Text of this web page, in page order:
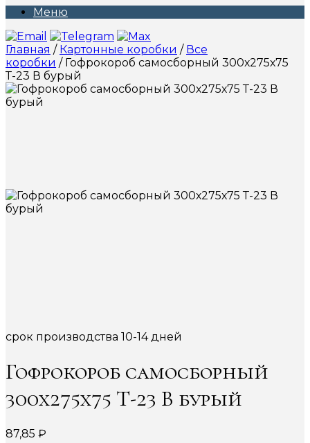
Меню
Главная / Картонные коробки / Все
коробки / Гофрокороб самосборный 300х275х75
Т-23 В бурый
срок производства 10-14 дней
Гофрокороб самосборный
300х275х75 Т-23 В бурый
87,85 ₽